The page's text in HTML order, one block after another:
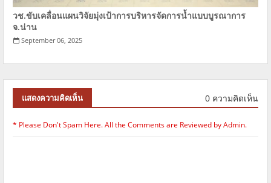
วช.ขับเคลื่อนแผนวิจัยมุ่งเป้าการบริหารจัดการนํ้าแบบบูรณาการ
จ.น่าน
September 06, 2025
แสดงความคิดเห็น 0 ความคิดเห็น
* Please Don't Spam Here. All the Comments are Reviewed by Admin.